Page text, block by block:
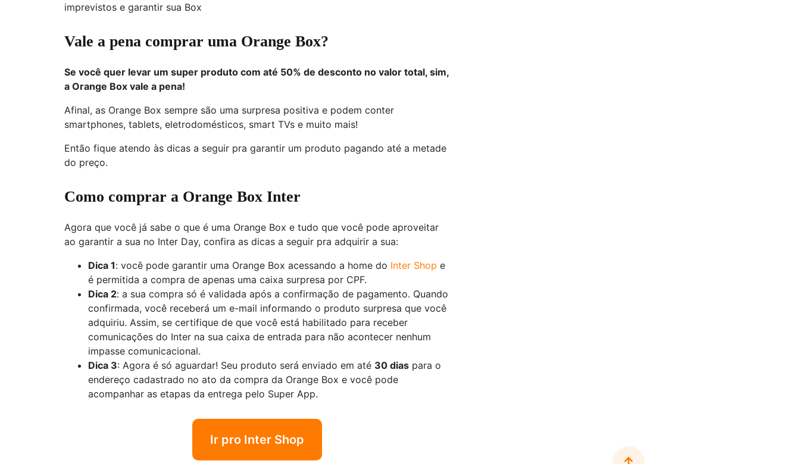
imprevistos e garantir sua Box
Vale a pena comprar uma Orange Box?
Se você quer levar um super produto com até 50% de desconto no valor total, sim,
a Orange Box vale a pena!
Afinal, as Orange Box sempre são uma surpresa positiva e podem conter
smartphones, tablets, eletrodomésticos, smart TVs e muito mais!
Então fique atendo às dicas a seguir pra garantir um produto pagando até a metade
do preço.
Como comprar a Orange Box Inter
Agora que você já sabe o que é uma Orange Box e tudo que você pode aproveitar
ao garantir a sua no Inter Day, confira as dicas a seguir pra adquirir a sua:
Dica 1: você pode garantir uma Orange Box acessando a home do Inter Shop e
é permitida a compra de apenas uma caixa surpresa por CPF.
Dica 2: a sua compra só é validada após a confirmação de pagamento. Quando
confirmada, você receberá um e-mail informando o produto surpresa que você
adquiriu. Assim, se certifique de que você está habilitado para receber
comunicações do Inter na sua caixa de entrada para não acontecer nenhum
impasse comunicacional.
Dica 3: Agora é só aguardar! Seu produto será enviado em até 30 dias para o
endereço cadastrado no ato da compra da Orange Box e você pode
acompanhar as etapas da entrega pelo Super App.
Ir pro Inter Shop